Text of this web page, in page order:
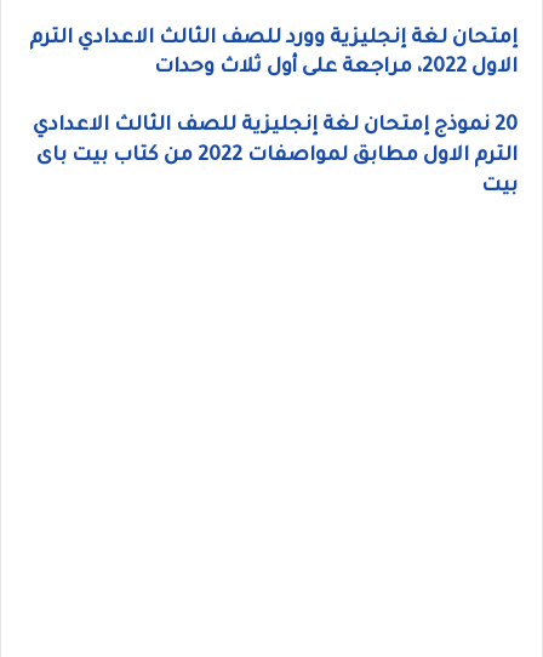
إمتحان لغة إنجليزية وورد للصف الثالث الاعدادي الترم
الاول 2022، مراجعة على أول ثلاث وحدات
20 نموذج إمتحان لغة إنجليزية للصف الثالث الاعدادي
الترم الاول مطابق لمواصفات 2022 من كتاب بيت باى
بيت